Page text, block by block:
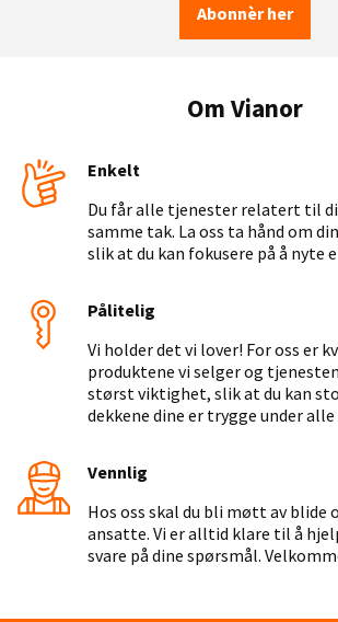
Abonnèr her
Om Vianor
Enkelt
Du får alle tjenester relatert til
samme tak. La oss ta hånd om
slik at du kan fokusere på å nyte
Pålitelig
Vi holder det vi lover! For oss er
produktene vi selger og
størst viktighet, slik at du kan
dekkene dine er trygge under
Vennlig
Hos oss skal du bli møtt av blide
ansatte. Vi er alltid klare til å
svare på dine spørsmål.